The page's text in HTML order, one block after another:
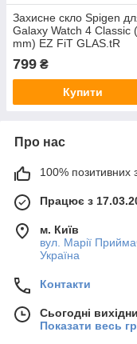
Захисне скло Spigen
Galaxy Watch 4 Classic
mm) EZ FiT GLAS.tR
799 ₴
Купити
Про нас
100% позитивних з
Працює з
м. Київ
вул. Марії
Україна
Контакти
Сьогодні
Показати весь